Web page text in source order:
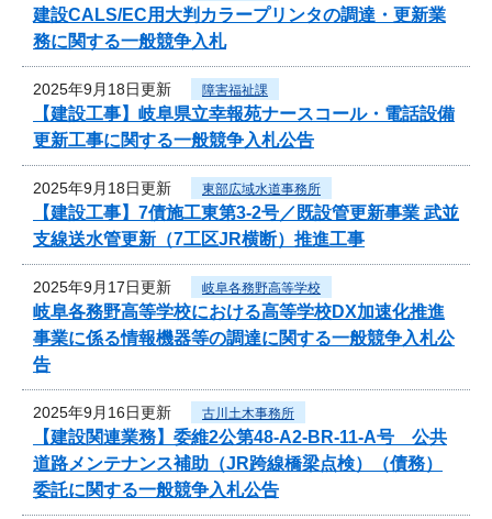
建設CALS/EC用大判カラープリンタの調達・更新業
務に関する一般競争入札
2025年9月18日更新 障害福祉課
【建設工事】岐阜県立幸報苑ナースコール・電話設備
更新工事に関する一般競争入札公告
2025年9月18日更新 東部広域水道事務所
【建設工事】7債施工東第3-2号／既設管更新事業 武並
支線送水管更新（7工区JR横断）推進工事
2025年9月17日更新 岐阜各務野高等学校
岐阜各務野高等学校における高等学校DX加速化推進
事業に係る情報機器等の調達に関する一般競争入札公
告
2025年9月16日更新 古川土木事務所
【建設関連業務】委維2公第48-A2-BR-11-A号 公共
道路メンテナンス補助（JR跨線橋梁点検）（債務）
委託に関する一般競争入札公告